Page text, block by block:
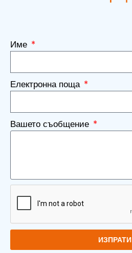
Име
Електронна поща
Вашето съобщение
ИЗПРАТИ